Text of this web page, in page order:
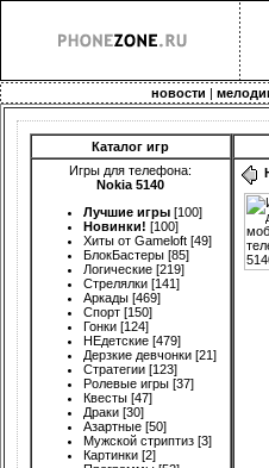
новости |
Каталог игр
Игры для телефона:
Nokia 5140
Лучшие игры [100]
Новинки! [100]
Хиты от Gameloft [49]
БлокБастеры [85]
Логические [219]
Стрелялки [141]
Аркады [469]
Спорт [150]
Гонки [124]
НЕдетские [479]
Дерзкие девчонки [21]
Стратегии [123]
Ролевые игры [37]
Квесты [47]
Драки [30]
Азартные [50]
Мужской стриптиз [3]
Картинки [2]